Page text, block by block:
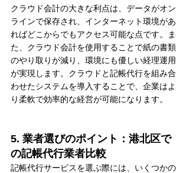
クラウド会計の大きな利点は、データがオン
ラインで保存され、インターネット環境があ
ればどこからでもアクセス可能な点です。ま
た、クラウド会計を使用することで紙の書類
のやり取りが減り、環境にも優しい経理運用
が実現します。クラウドと記帳代行を組み合
わせたシステムを導入することで、企業はよ
り柔軟で効率的な経営が可能になります。
5. 業者選びのポイント：港北区で
の記帳代行業者比較
記帳代行サービスを選ぶ際には、いくつかの